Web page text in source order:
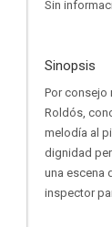
Sin
Sinopsis
Por consejo
Roldós,
melodía al
dignidad
una escena
inspector